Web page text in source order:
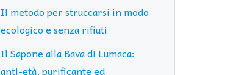
Il metodo per struccarsi in modo
ecologico e senza rifiuti
Il Sapone alla Bava di Lumaca:
anti-età, purificante ed